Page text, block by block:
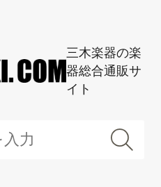
三木楽器の楽
器総合通販サ
イト